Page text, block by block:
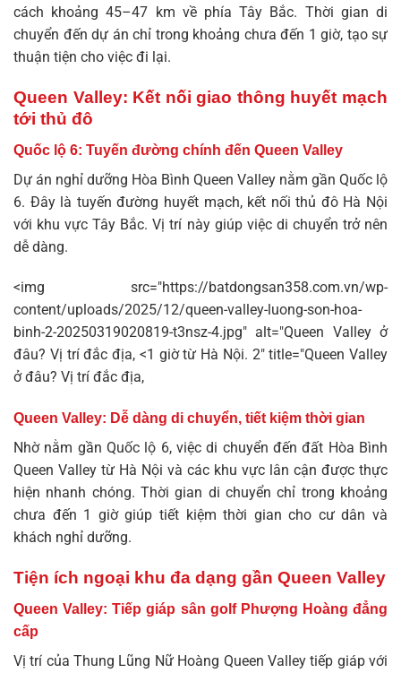
cách khoảng 45–47 km về phía Tây Bắc. Thời gian di
chuyển đến dự án chỉ trong khoảng chưa đến 1 giờ, tạo sự
thuận tiện cho việc đi lại.
Queen Valley: Kết nối giao thông huyết mạch
tới thủ đô
Quốc lộ 6: Tuyến đường chính đến Queen Valley
Dự án nghỉ dưỡng Hòa Bình Queen Valley nằm gần Quốc lộ
6. Đây là tuyến đường huyết mạch, kết nối thủ đô Hà Nội
với khu vực Tây Bắc. Vị trí này giúp việc di chuyển trở nên
dễ dàng.
<img src="https://batdongsan358.com.vn/wp-
content/uploads/2025/12/queen-valley-luong-son-hoa-
binh-2-20250319020819-t3nsz-4.jpg" alt="Queen Valley ở
đâu? Vị trí đắc địa, <1 giờ từ Hà Nội. 2" title="Queen Valley
ở đâu? Vị trí đắc địa,
Queen Valley: Dễ dàng di chuyển, tiết kiệm thời gian
Nhờ nằm gần Quốc lộ 6, việc di chuyển đếnđất Hòa Bình
Queen Valley từ Hà Nội và các khu vực lân cận được thực
hiện nhanh chóng. Thời gian di chuyển chỉ trong khoảng
chưa đến 1 giờ giúp tiết kiệm thời gian cho cư dân và
khách nghỉ dưỡng.
Tiện ích ngoại khu đa dạng gần Queen Valley
Queen Valley: Tiếp giáp sân golf Phượng Hoàng đẳng
cấp
Vị trí củaThung Lũng Nữ Hoàng Queen Valley tiếp giáp với